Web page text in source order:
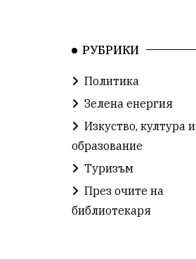
РУБРИКИ
Политика
Зелена енергия
Изкуство, култура и
образование
Туризъм
През очите на
библиотекаря